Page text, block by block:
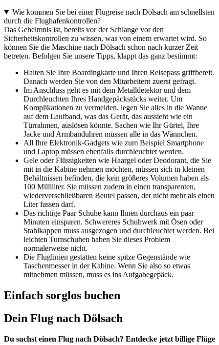
Wie kommen Sie bei einer Flugreise nach Dölsach am schnellsten
durch die Flughafenkontrollen?
Das Geheimnis ist, bereits vor der Schlange vor den
Sicherheitskontrollen zu wissen, was von einem erwartet wird. So
können Sie die Maschine nach Dölsach schon nach kurzer Zeit
betreten. Befolgen Sie unsere Tipps, klappt das ganz bestimmt:
Halten Sie Ihre Boardingkarte und Ihren Reisepass griffbereit.
Danach werden Sie von den Mitarbeitern zuerst gefragt.
Im Anschluss geht es mit dem Metalldetektor und dem
Durchleuchten Ihres Handgepäckstücks weiter. Um
Komplikationen zu vermeiden, legen Sie alles in die Wanne
auf dem Laufband, was das Gerät, das aussieht wie ein
Türrahmen, auslösen könnte. Sachen wie Ihr Gürtel, Ihre
Jacke und Armbanduhren müssen alle in das Wännchen.
All Ihre Elektronik-Gadgets wie zum Beispiel Smartphone
und Laptop müssen ebenfalls durchleuchtet werden.
Gele oder Flüssigkeiten wie Haargel oder Deodorant, die Sie
mit in die Kabine nehmen möchten, müssen sich in kleinen
Behältnissen befinden, die kein größeres Volumen haben als
100 Milliliter. Sie müssen zudem in einen transparenten,
wiederverschließbaren Beutel passen, der nicht mehr als einen
Liter fassen darf.
Das richtige Paar Schuhe kann Ihnen durchaus ein paar
Minuten einsparen. Schwereres Schuhwerk mit Ösen oder
Stahlkappen muss ausgezogen und durchleuchtet werden. Bei
leichten Turnschuhen haben Sie dieses Problem
normalerweise nicht.
Die Fluglinien gestatten keine spitze Gegenstände wie
Taschenmesser in der Kabine. Wenn Sie also so etwas
mitnehmen müssen, muss es ins Aufgabegepäck.
Einfach sorglos buchen
Dein Flug nach Dölsach
Du suchst einen Flug nach Dölsach? Entdecke jetzt billige Flüge